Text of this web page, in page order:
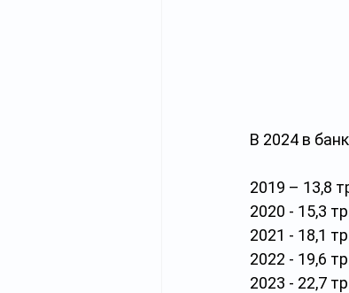
В 2024 в
2019 – 13,8
2020 - 15,3
2021 - 18,1
2022 - 19,6
2023 - 22,7